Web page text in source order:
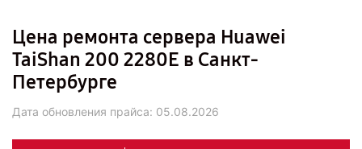
Цена ремонта сервера Huawei
TaiShan 200 2280E в Санкт-
Петербурге
Дата обновления прайса: 05.08.2026